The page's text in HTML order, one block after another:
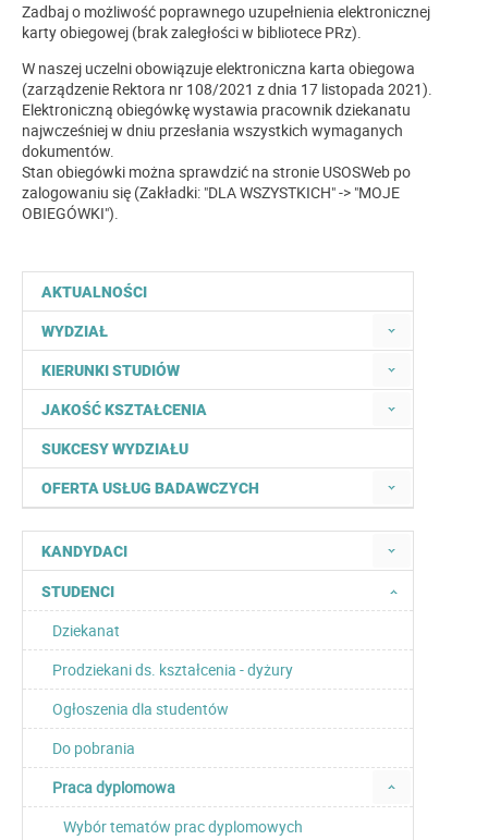
AKTUALNOŚCI
WYDZIAŁ
KIERUNKI STUDIÓW
JAKOŚĆ KSZTAŁCENIA
SUKCESY WYDZIAŁU
OFERTA USŁUG BADAWCZYCH
KANDYDACI
STUDENCI
Dziekanat
Prodziekani ds. kształcenia - dyżury
Ogłoszenia dla studentów
Do pobrania
Praca dyplomowa
Wybór tematów prac dyplomowych
Zadbaj o możliwość poprawnego uzupełnienia elektronicznej
karty obiegowej (brak zaległości w bibliotece PRz).
W naszej uczelni obowiązuje elektroniczna karta obiegowa
(zarządzenie Rektora nr 108/2021 z dnia 17 listopada 2021).
Elektroniczną obiegówkę wystawia pracownik dziekanatu
najwcześniej w dniu przesłania wszystkich wymaganych
dokumentów.
Stan obiegówki można sprawdzić na stronie USOSWeb po
zalogowaniu się (Zakładki: "DLA WSZYSTKICH" -> "MOJE
OBIEGÓWKI").